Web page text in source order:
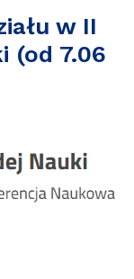
w II
(od 7.06